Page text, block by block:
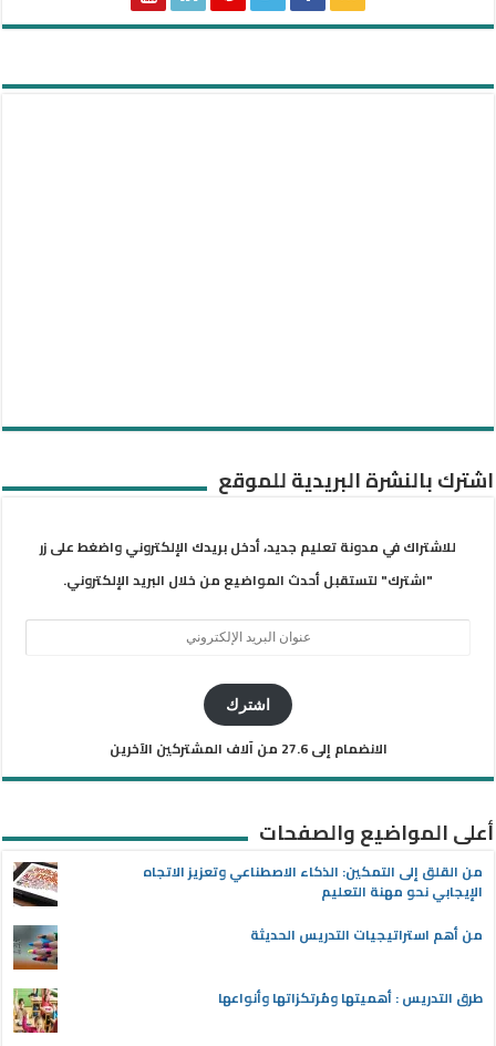
اشترك بالنشرة البريدية للموقع
للاشتراك في مدونة تعليم جديد، أدخل بريدك الإلكتروني واضغط على زر
"اشترك" لتستقبل أحدث المواضيع من خلال البريد الإلكتروني.
اشترك
الانضمام إلى 27.6 من آلاف المشتركين الآخرين
أعلى المواضيع والصفحات
من القلق إلى التمكين: الذكاء الاصطناعي وتعزيز الاتجاه
الإيجابي نحو مهنة التعليم
من أهم استراتيجيات التدريس الحديثة
طرق التدريس : أهميتها ومُرتكزاتها وأنواعها